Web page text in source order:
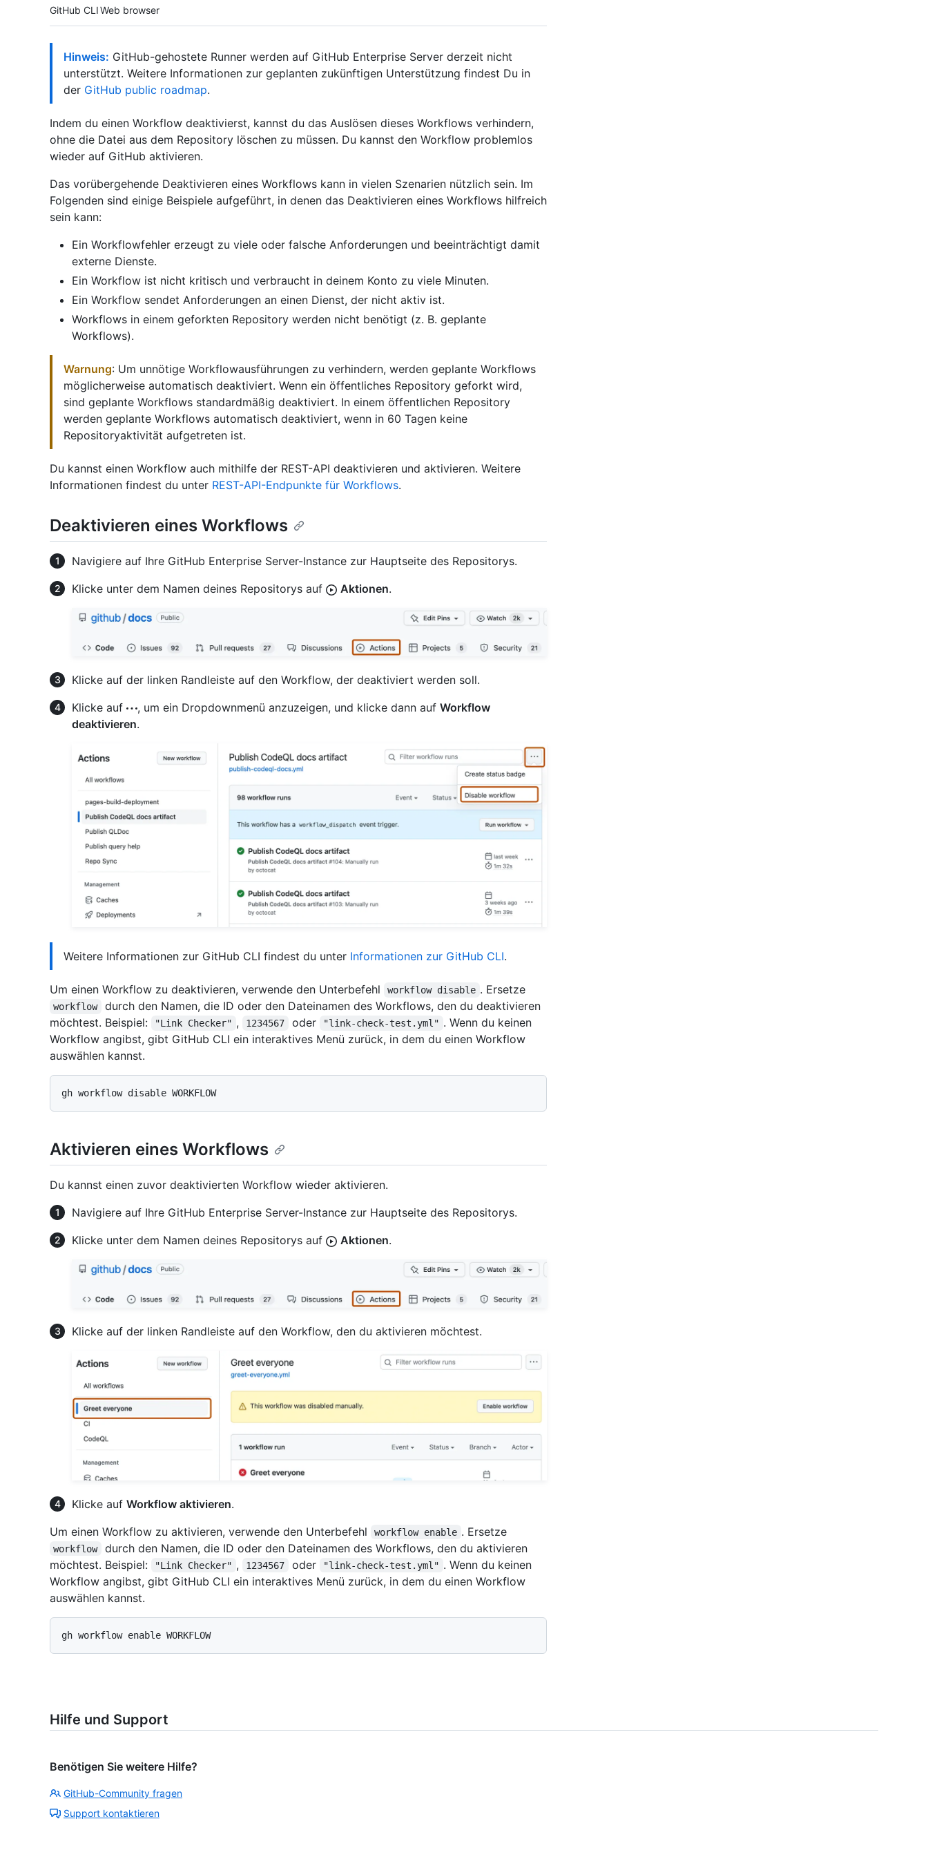
Tool navigation
GitHub CLIWeb browser
Hinweis: GitHub-gehostete Runner werden auf GitHub Enterprise Server derzeit nicht
unterstützt. Weitere Informationen zur geplanten zukünftigen Unterstützung findest Du in
der GitHub public roadmap.
Indem du einen Workflow deaktivierst, kannst du das Auslösen dieses Workflows verhindern,
ohne die Datei aus dem Repository löschen zu müssen. Du kannst den Workflow problemlos
wieder auf GitHub aktivieren.
Das vorübergehende Deaktivieren eines Workflows kann in vielen Szenarien nützlich sein. Im
Folgenden sind einige Beispiele aufgeführt, in denen das Deaktivieren eines Workflows hilfreich
sein kann:
Ein Workflowfehler erzeugt zu viele oder falsche Anforderungen und beeinträchtigt damit
externe Dienste.
Ein Workflow ist nicht kritisch und verbraucht in deinem Konto zu viele Minuten.
Ein Workflow sendet Anforderungen an einen Dienst, der nicht aktiv ist.
Workflows in einem geforkten Repository werden nicht benötigt (z. B. geplante
Workflows).
Warnung: Um unnötige Workflowausführungen zu verhindern, werden geplante Workflows
möglicherweise automatisch deaktiviert. Wenn ein öffentliches Repository geforkt wird,
sind geplante Workflows standardmäßig deaktiviert. In einem öffentlichen Repository
werden geplante Workflows automatisch deaktiviert, wenn in 60 Tagen keine
Repositoryaktivität aufgetreten ist.
Du kannst einen Workflow auch mithilfe der REST-API deaktivieren und aktivieren. Weitere
Informationen findest du unter REST-API-Endpunkte für Workflows.
Deaktivieren eines Workflows
Navigiere auf Ihre GitHub Enterprise Server-Instance zur Hauptseite des Repositorys.
Klicke unter dem Namen deines Repositorys auf
Aktionen.
Klicke auf der linken Randleiste auf den Workflow, der deaktiviert werden soll.
Klicke auf
, um ein Dropdownmenü anzuzeigen, und klicke dann auf Workflow
deaktivieren.
Weitere Informationen zur GitHub CLI findest du unter Informationen zur GitHub CLI.
Um einen Workflow zu deaktivieren, verwende den Unterbefehl workflow disable . Ersetze
workflow
durch den Namen, die ID oder den Dateinamen des Workflows, den du deaktivieren
möchtest. Beispiel:
"Link Checker" , 1234567 oder "link-check-test.yml" . Wenn du keinen
Workflow angibst, gibt GitHub CLI ein interaktives Menü zurück, in dem du einen Workflow
auswählen kannst.
Aktivieren eines Workflows
Du kannst einen zuvor deaktivierten Workflow wieder aktivieren.
Navigiere auf Ihre GitHub Enterprise Server-Instance zur Hauptseite des Repositorys.
Klicke unter dem Namen deines Repositorys auf
Aktionen.
Klicke auf der linken Randleiste auf den Workflow, den du aktivieren möchtest.
Klicke auf Workflow aktivieren.
Um einen Workflow zu aktivieren, verwende den Unterbefehl
workflow enable . Ersetze
workflow
durch den Namen, die ID oder den Dateinamen des Workflows, den du aktivieren
möchtest. Beispiel:
"Link Checker" , 1234567 oder "link-check-test.yml" . Wenn du keinen
Workflow angibst, gibt GitHub CLI ein interaktives Menü zurück, in dem du einen Workflow
auswählen kannst.
Hilfe und Support
Benötigen Sie weitere Hilfe?
GitHub-Community fragen
Support kontaktieren